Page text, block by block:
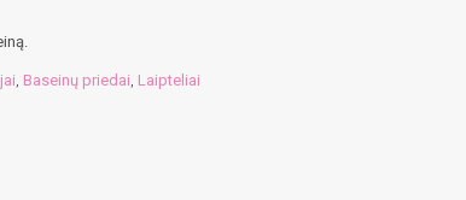
, Baseinų priedai, Laipteliai